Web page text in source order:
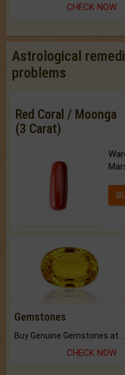
CHECK NOW
Astrological
problems
Red Coral / Moonga
(3 Carat)
Gemstones
CHECK NOW